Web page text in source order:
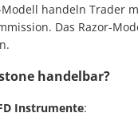
handeln Trader
Das Razor-
handelbar?
Instrumente: